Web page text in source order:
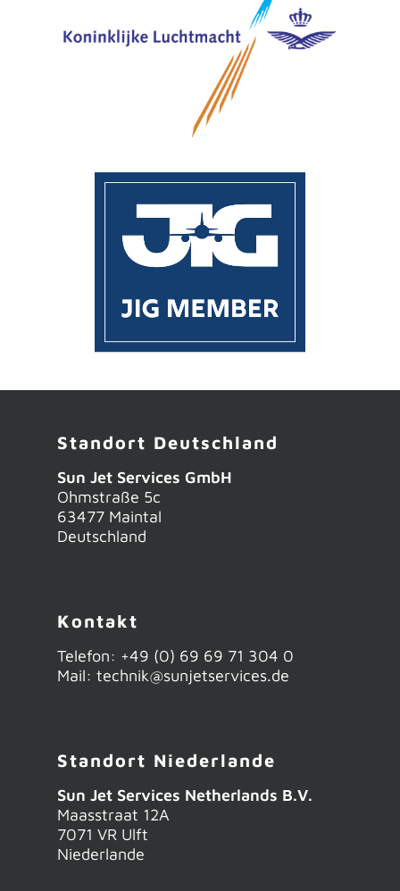
Standort Deutschland
Sun Jet Services GmbH
Ohmstraße 5c
63477 Maintal
Deutschland
Kontakt
Telefon: +49 (0) 69 69 71 304 0
Mail: technik@sunjetservices.de
Standort Niederlande
Sun Jet Services Netherlands B.V.
Maasstraat 12A
7071 VR Ulft
Niederlande